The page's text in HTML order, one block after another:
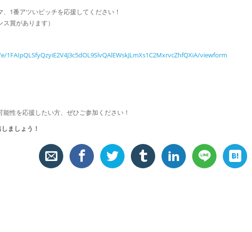
1番アツいピッチを応援してください！
賞があります）
viewform
性を応援したい方、ぜひご参加ください！
ましょう！